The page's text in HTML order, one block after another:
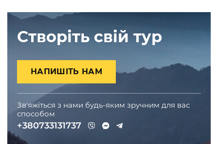
Створіть свій тур
НАПИШІТЬ НАМ
Звʼяжіться з нами будь-яким зручним для вас
способом
+380733131737